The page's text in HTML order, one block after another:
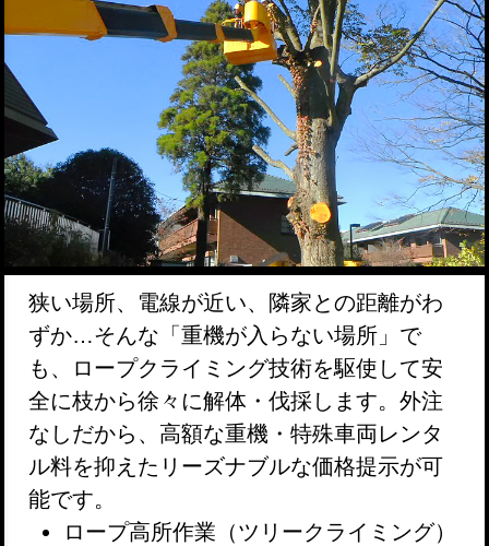
狭い場所、電線が近い、隣家との距離がわ
ずか…そんな「重機が入らない場所」で
も、ロープクライミング技術を駆使して安
全に枝から徐々に解体・伐採します。外注
なしだから、高額な重機・特殊車両レンタ
ル料を抑えたリーズナブルな価格提示が可
能です。
ロープ高所作業（ツリークライミング）